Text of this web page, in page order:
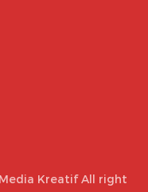
Kreatif All right